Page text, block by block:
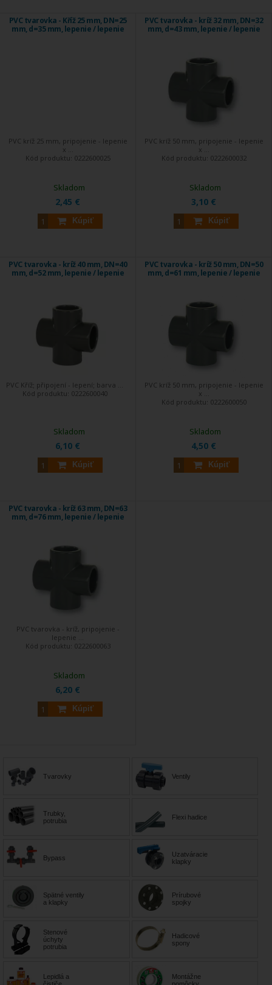
PVC tvarovka - Kříž 25 mm, DN=25
mm, d=35 mm, lepenie / lepenie
PVC kríž 25 mm, pripojenie - lepenie
x ...
Kód produktu: 0222600025
2,45 €
Kúpiť
Skladom
PVC tvarovka - kríž 32 mm, DN=32
mm, d=43 mm, lepenie / lepenie
PVC kríž 50 mm, pripojenie - lepenie
x ...
Kód produktu: 0222600032
3,10 €
Kúpiť
Skladom
PVC tvarovka - kríž 40 mm, DN=40
mm, d=52 mm, lepenie / lepenie
PVC Kříž; připojení - lepení; barva ...
Kód produktu: 0222600040
6,10 €
Kúpiť
Skladom
PVC tvarovka - kríž 50 mm, DN=50
mm, d=61 mm, lepenie / lepenie
PVC kríž 50 mm, pripojenie - lepenie
x ...
Kód produktu: 0222600050
4,50 €
Kúpiť
Skladom
PVC tvarovka - kríž 63 mm, DN=63
mm, d=76 mm, lepenie / lepenie
PVC tvarovka - kríž, pripojenie -
lepenie ...
Kód produktu: 0222600063
6,20 €
Kúpiť
Skladom
Tvarovky Ventily
Trubky,
potrubia
Flexi hadice
Bypass
Uzatváracie
klapky
Spätné ventily
a klapky
Prírubové
spojky
Stenové
úchyty
potrubia
Hadicové
spony
Lepidlá a
Montážne